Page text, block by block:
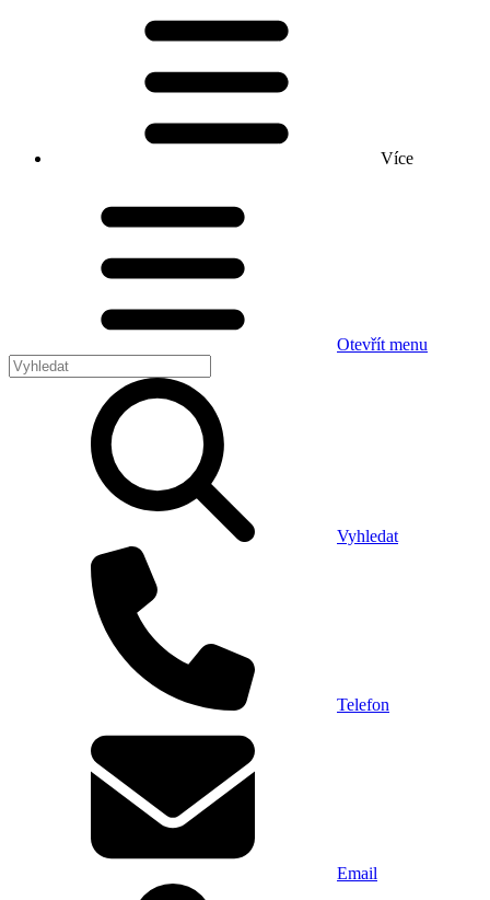
Více
Otevřít menu
Vyhledat
Telefon
Email